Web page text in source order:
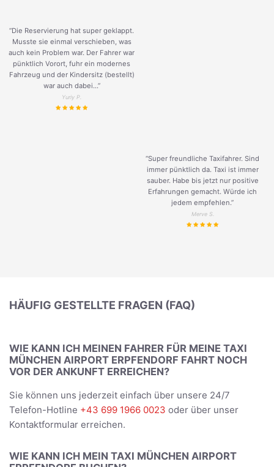
“Die Reservierung hat super geklappt.
Musste sie einmal verschieben, was
auch kein Problem war. Der Fahrer war
pünktlich Vorort, fuhr ein modernes
Fahrzeug und der Kindersitz (bestellt)
war auch dabei...”
Yuriy P.
“Super freundliche Taxifahrer. Sind
immer pünktlich da. Taxi ist immer
sauber. Habe bis jetzt nur positive
Erfahrungen gemacht. Würde ich
jedem empfehlen.”
Merve S.
HÄUFIG GESTELLTE FRAGEN (FAQ)
WIE KANN ICH MEINEN FAHRER FÜR MEINE TAXI
MÜNCHEN AIRPORT ERPFENDORF FAHRT NOCH
VOR DER ANKUNFT ERREICHEN?
Sie können uns jederzeit einfach über unsere 24/7
Telefon-Hotline +43 699 1966 0023 oder über unser
Kontaktformular erreichen.
WIE KANN ICH MEIN TAXI MÜNCHEN AIRPORT